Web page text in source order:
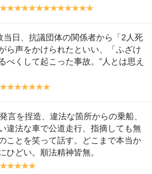
y y
lo
w
y
lo
w
y
lo
w
y
w
y
lo
w
y
lo
w
y
lo
w
y
lo
w
y
lo
w
y
lo
w
y
lo
w
y
lo
w
lo
w
当日、抗議団体の関係者から「2人死
ら声をかけられたといい、「ふざけ
べくして起こった事故。”人とは思え
y y
lo
w
y
lo
w
y
lo
w
y
lo
w
y
lo
w
y
lo
ww
言を捏造、違法な箇所からの乗船、
違法な車で公道走行、指摘しても無
ことを笑って話す。どこまで本当か
ひどい。順法精神皆無。
y y y y y